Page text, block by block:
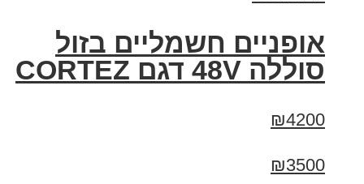
אופניים חשמליים בזול
סוללה 48V דגם CORTEZ
₪4200
₪3500